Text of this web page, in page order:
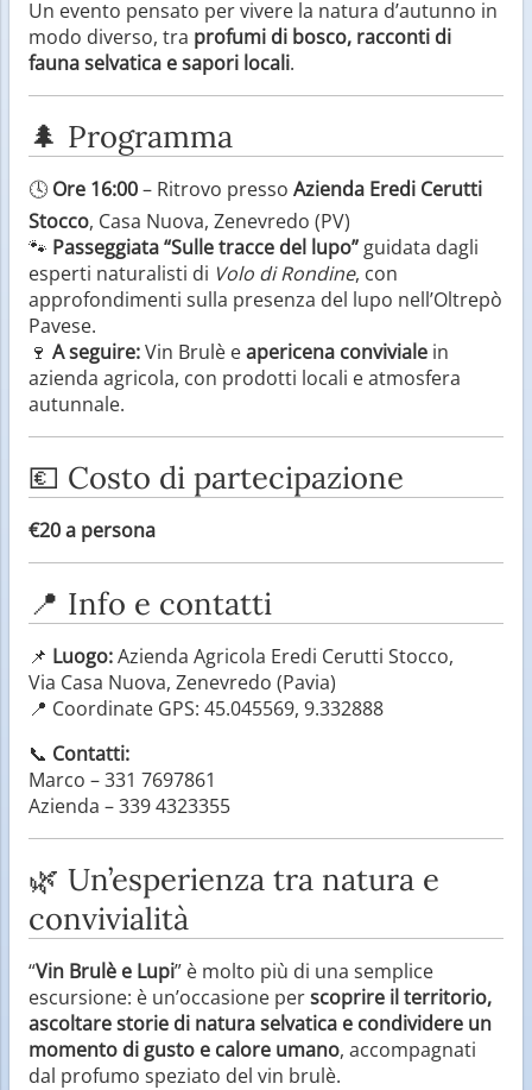
Un evento pensato per vivere la natura d’autunno in
modo diverso, tra profumi di bosco, racconti di
fauna selvatica e sapori locali.
🌲 Programma
🕓 Ore 16:00– Ritrovo presso Azienda Eredi Cerutti
Stocco, Casa Nuova, Zenevredo (PV)
🐾 Passeggiata “Sulle tracce del lupo” guidata dagli
esperti naturalisti di Volo di Rondine, con
approfondimenti sulla presenza del lupo nell’Oltrepò
Pavese.
🍷 A seguire:Vin Brulè eapericena conviviale in
azienda agricola, con prodotti locali e atmosfera
autunnale.
💶 Costo di partecipazione
€20 a persona
📍 Info e contatti
📌 Luogo:Azienda Agricola Eredi Cerutti Stocco,
Via Casa Nuova, Zenevredo (Pavia)
📍 Coordinate GPS: 45.045569, 9.332888
📞 Contatti:
Marco – 331 7697861
Azienda – 339 4323355
🌿 Un’esperienza tra natura e
convivialità
“Vin Brulè e Lupi” è molto più di una semplice
escursione: è un’occasione perscoprire il territorio,
ascoltare storie di natura selvatica e condividere un
momento di gusto e calore umano, accompagnati
dal profumo speziato del vin brulè.